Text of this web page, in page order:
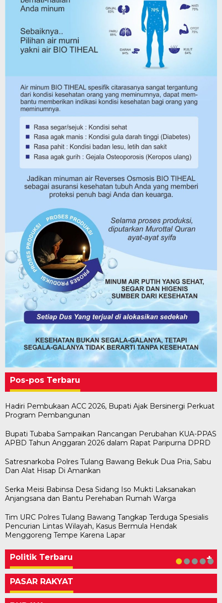
Pos-pos Terbaru
Hadiri Pembukaan ACC 2026, Bupati Ajak Bersinergi Perkuat
Program Pembangunan
Bupati Tubaba Sampaikan Rancangan Perubahan KUA-PPAS
APBD Tahun Anggaran 2026 dalam Rapat Paripurna DPRD
Satresnarkoba Polres Tulang Bawang Bekuk Dua Pria, Sabu
Dan Alat Hisap Di Amankan
Serka Meisi Babinsa Desa Sidang Iso Mukti Laksanakan
Anjangsana dan Bantu Perehaban Rumah Warga
Tim URC Polres Tulang Bawang Tangkap Terduga Spesialis
Pencurian Lintas Wilayah, Kasus Bermula Hendak
Menggoreng Tempe Karena Lapar
Politik Terbaru +
Bawaslu Tegaskan Sikap Siap Bersinergi
Di KABAR AKTUAL, POLITIK
Usai Musda, DPD Golkar Tulang Bawang Gelar
Di POLITIK | 11 Mei 2026
M. Aris Pratama Hanan Resmi ‘Nakhodai’ DPD II
Di POLITIK | 1 Mei 2026
Herman HN Lantik Budi Yohanda sebagai
Di POLITIK | 29 Januari 2026
Bupati Tubaba Hadiri Pelantikan Pengurus DPD
Di POLITIK | 28 Januari 2026
PASAR RAKYAT